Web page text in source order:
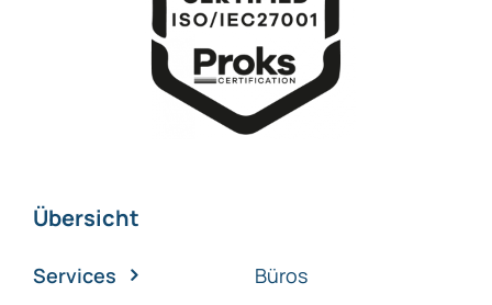
Übersicht
Services
Büros